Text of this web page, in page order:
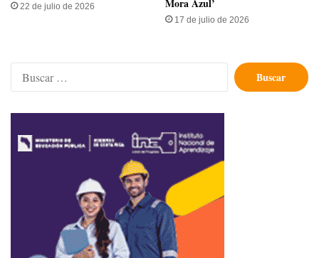
22 de julio de 2026
17 de julio de 2026
Buscar: